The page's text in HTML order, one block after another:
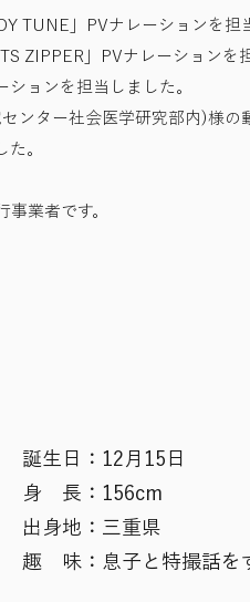
TUNE」PVナレーションを担
ZIPPER」PVナレーションを
ョンを担当しました。
ンター社会医学研究部内)様の
た。
事業者です。
誕生日：12月15日
身 長：156cm
出身地：三重県
趣 味：息子と特撮話を